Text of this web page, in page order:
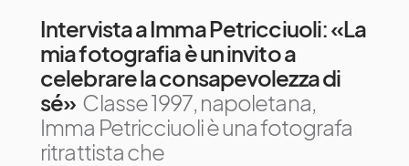
Intervista a Imma Petricciuoli: «La
mia fotografia è un invito a
celebrare la consapevolezza di
sé» Classe 1997, napoletana,
Imma Petricciuoli è una fotografa
ritrattista che